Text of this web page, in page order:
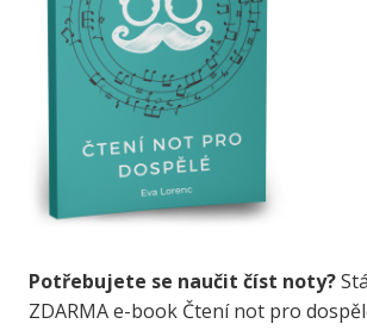
Potřebujete se naučit číst noty?
ZDARMA e-book Čtení not pro